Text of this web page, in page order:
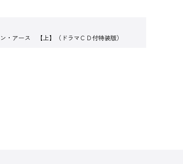
・アース 【上】（ドラマＣＤ付特装版）